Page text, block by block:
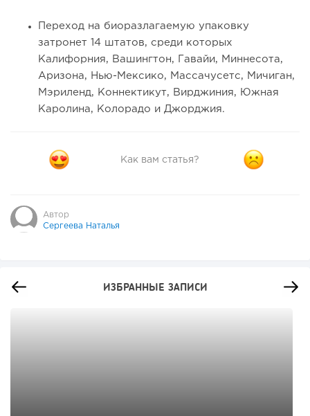
Переход на биоразлагаемую упаковку
затронет 14 штатов, среди которых
Калифорния, Вашингтон, Гавайи, Миннесота,
Аризона, Нью-Мексико, Массачусетс, Мичиган,
Мэриленд, Коннектикут, Вирджиния, Южная
Каролина, Колорадо и Джорджия.
Как вам статья?
Автор
Сергеева Наталья
ИЗБРАННЫЕ ЗАПИСИ